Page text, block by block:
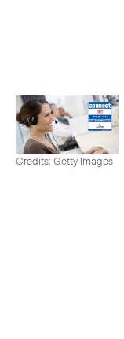
Credits: Getty Images